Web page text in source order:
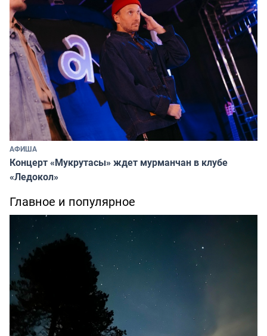
АФИША
Концерт «Мукрутасы» ждет мурманчан в клубе
«Ледокол»
Главное и популярное